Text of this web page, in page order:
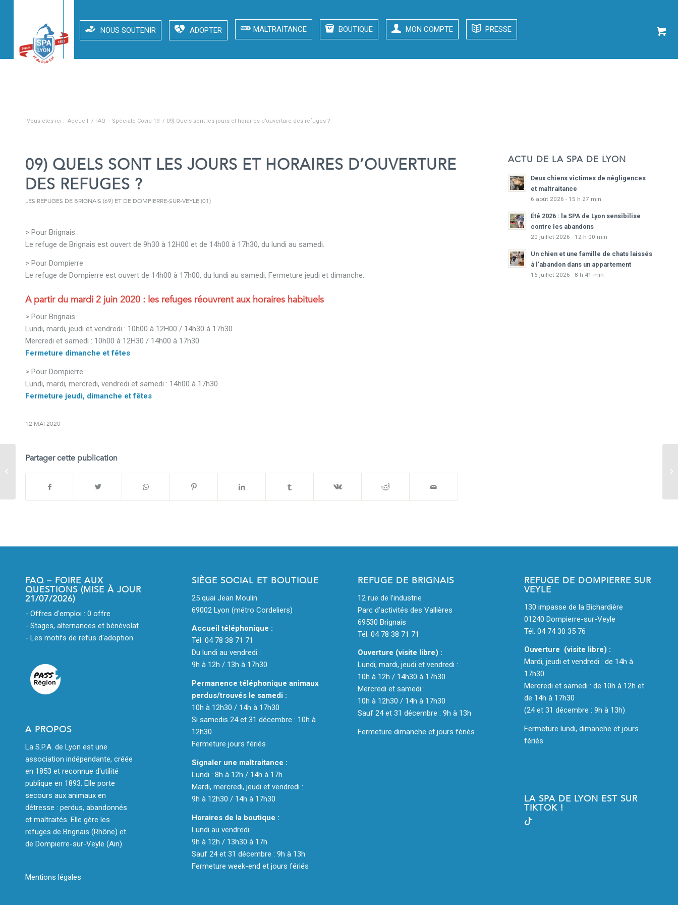
NOUS SOUTENIR ADOPTER MALTRAITANCE BOUTIQUE MON COMPTE PRESSE
Vous êtes ici : Accueil / FAQ – Spéciale Covid-19 / 09) Quels sont les jours et horaires d’ouverture des refuges ?
09) QUELS SONT LES JOURS ET HORAIRES D’OUVERTURE
DES REFUGES ?
LES REFUGES DE BRIGNAIS (69) ET DE DOMPIERRE-SUR-VEYLE (01)
> Pour Brignais :
Le refuge de Brignais est ouvert de 9h30 à 12H00 et de 14h00 à 17h30, du lundi au samedi.
> Pour Dompierre :
Le refuge de Dompierre est ouvert de 14h00 à 17h00, du lundi au samedi. Fermeture jeudi et dimanche.
A partir du mardi 2 juin 2020 : les refuges réouvrent aux horaires habituels
> Pour Brignais :
Lundi, mardi, jeudi et vendredi : 10h00 à 12H00 / 14h30 à 17h30
Mercredi et samedi : 10h00 à 12H30 / 14h00 à 17h30
Fermeture dimanche et fêtes
> Pour Dompierre :
Lundi, mardi, mercredi, vendredi et samedi : 14h00 à 17h30
Fermeture jeudi, dimanche et fêtes
12 MAI 2020
Partager cette publication
ACTU DE LA SPA DE LYON
Deux chiens victimes de négligences
et maltraitance
6 août 2026 - 15 h 27 min
Été 2026 : la SPA de Lyon sensibilise
contre les abandons
20 juillet 2026 - 12 h 00 min
Un chien et une famille de chats laissés
à l’abandon dans un appartement
16 juillet 2026 - 8 h 41 min
FAQ – FOIRE AUX
QUESTIONS (MISE À JOUR
21/07/2026)
- Offres d'emploi : 0 offre
- Stages, alternances et bénévolat
- Les motifs de refus d'adoption
A PROPOS
La S.P.A. de Lyon est une
association indépendante, créée
en 1853 et reconnue d'utilité
publique en 1893. Elle porte
secours aux animaux en
détresse : perdus, abandonnés
et maltraités. Elle gère les
refuges de Brignais (Rhône) et
de Dompierre-sur-Veyle (Ain).
Mentions légales
SIÈGE SOCIAL ET BOUTIQUE
25 quai Jean Moulin
69002 Lyon (métro Cordeliers)
Accueil téléphonique :
Tél. 04 78 38 71 71
Du lundi au vendredi :
9h à 12h / 13h à 17h30
Permanence téléphonique animaux
perdus/trouvés le samedi :
10h à 12h30 / 14h à 17h30
Si samedis 24 et 31 décembre : 10h à
12h30
Fermeture jours fériés
Signaler une maltraitance :
Lundi : 8h à 12h / 14h à 17h
Mardi, mercredi, jeudi et vendredi :
9h à 12h30 / 14h à 17h30
Horaires de la boutique :
Lundi au vendredi :
9h à 12h / 13h30 à 17h
Sauf 24 et 31 décembre : 9h à 13h
Fermeture week-end et jours fériés
REFUGE DE BRIGNAIS
12 rue de l’industrie
Parc d’activités des Vallières
69530 Brignais
Tél. 04 78 38 71 71
Ouverture (visite libre) :
Lundi, mardi, jeudi et vendredi :
10h à 12h / 14h30 à 17h30
Mercredi et samedi :
10h à 12h30 / 14h à 17h30
Sauf 24 et 31 décembre : 9h à 13h
Fermeture dimanche et jours fériés
REFUGE DE DOMPIERRE SUR
VEYLE
130 impasse de la Bichardière
01240 Dompierre-sur-Veyle
Tél. 04 74 30 35 76
Ouverture (visite libre) :
Mardi, jeudi et vendredi : de 14h à
17h30
Mercredi et samedi : de 10h à 12h et
de 14h à 17h30
(24 et 31 décembre : 9h à 13h)
Fermeture lundi, dimanche et jours
fériés
LA SPA DE LYON EST SUR
TIKTOK !
je